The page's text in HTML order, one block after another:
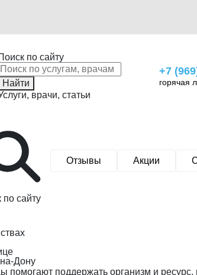
по сайту
Найти
врачи, статьи
+7
горячая
по сайту
Отзывы Акции
Дону
помогают поддержать организм и